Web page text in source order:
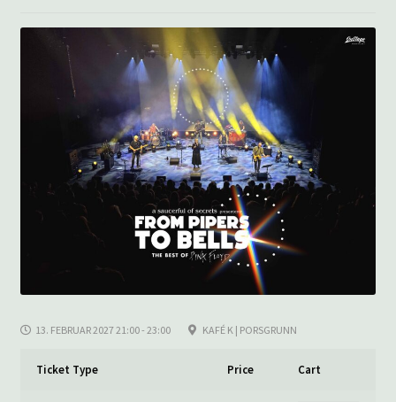
13. FEBRUAR 2027 21:00 - 23:00 KAFÉ K | PORSGRUNN
Ticket Type Price Cart